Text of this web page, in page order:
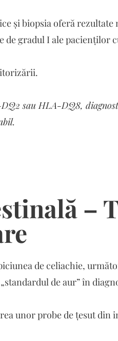
și biopsia oferă rezultate
de gradul I ale pacienților
sau HLA-DQ8,
–
de celiachie,
de aur” în
unor probe de țesut din